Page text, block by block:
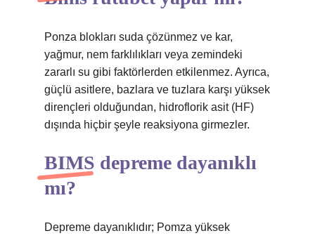
Ponza blokları suda çözünmez ve kar,
yağmur, nem farklılıkları veya zemindeki
zararlı su gibi faktörlerden etkilenmez. Ayrıca,
güçlü asitlere, bazlara ve tuzlara karşı yüksek
dirençleri olduğundan, hidroflorik asit (HF)
dışında hiçbir şeyle reaksiyona girmezler.
BIMS depreme dayanıklı
mı?
Depreme dayanıklıdır; Pomza yüksek